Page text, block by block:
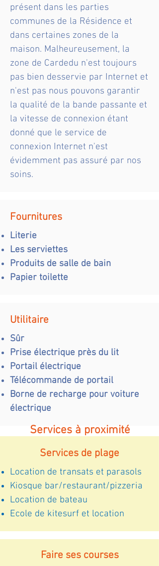
présent dans les parties
communes de la Résidence et
dans certaines zones de la
maison. Malheureusement, la
zone de Cardedu n'est toujours
pas bien desservie par Internet et
n'est pas nous pouvons garantir
la qualité de la bande passante et
la vitesse de connexion étant
donné que le service de
connexion Internet n'est
évidemment pas assuré par nos
soins.
Fournitures
Literie
Les serviettes
Produits de salle de bain
Papier toilette
Utilitaire
Sûr
Prise électrique près du lit
Portail électrique
Télécommande de portail
Borne de recharge pour voiture
électrique
Services à proximité
Services de plage
Location de transats et parasols
Kiosque bar/restaurant/pizzeria
Location de bateau
Ecole de kitesurf et location
Faire ses courses